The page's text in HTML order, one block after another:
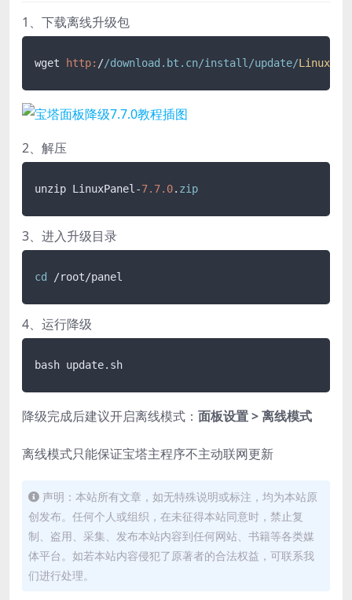
1、下载离线升级包
wget http: //download.bt.cn/install /update/
2、解压
unzip LinuxPanel-7.7.0. zip
3、进入升级目录
cd /root/panel
4、运行降级
bash update.sh
降级完成后建议开启离线模式： 面板设置 > 离线模式
离线模式只能保证宝塔主程序不主动联网更新
声明：本站所有文章，如无特殊说明或标注，均为本站原
创发布。任何个人或组织，在未征得本站同意时，禁止复
制、盗用、采集、发布本站内容到任何网站、书籍等各类媒
体平台。如若本站内容侵犯了原著者的合法权益，可联系我
们进行处理。